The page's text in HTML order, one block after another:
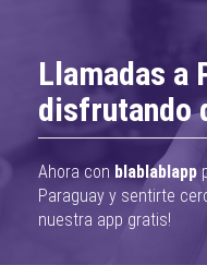
Llamadas a
disfrutando
Ahora con blablablapp
Paraguay y sentirte
nuestra app gratis!